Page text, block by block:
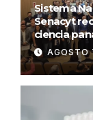
Sistema
Senacyt
ciencia